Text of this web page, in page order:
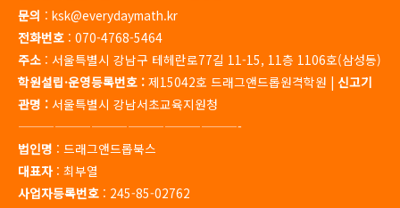
문의 : ksk@everydaymath.kr
전화번호 : 070-4768-5464
주소 : 서울특별시 강남구 테헤란로77길 11-15, 11층 1106호(삼성동)
학원설립·운영등록번호 : 제15042호 드래그앤드롭원격학원 | 신고기
관명 : 서울특별시 강남서초교육지원청
——————————————————-
법인명 : 드래그앤드롭북스
대표자: 최부열
사업자등록번호 : 245-85-02762